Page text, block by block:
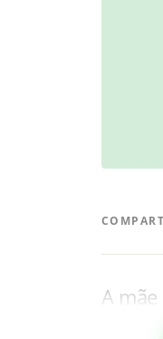
A